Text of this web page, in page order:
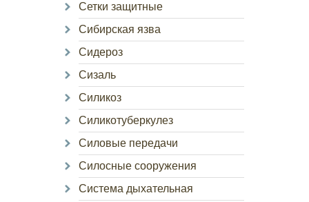
Сетки защитные
Сибирская язва
Сидероз
Сизаль
Силикоз
Силикотуберкулез
Силовые передачи
Силосные сооружения
Система дыхательная